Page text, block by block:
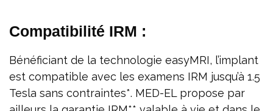
Compatibilité IRM :
Bénéficiant de la technologie easyMRI, l’implant
est compatible avec les examens IRM jusqu’à 1.5
Tesla sans contraintes*. MED-EL propose par